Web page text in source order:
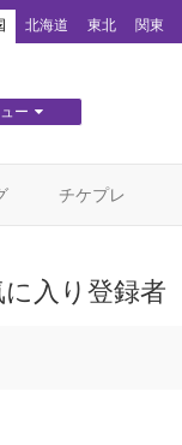
北海道 東北 関東
ー
チケプレ
に入り登録者